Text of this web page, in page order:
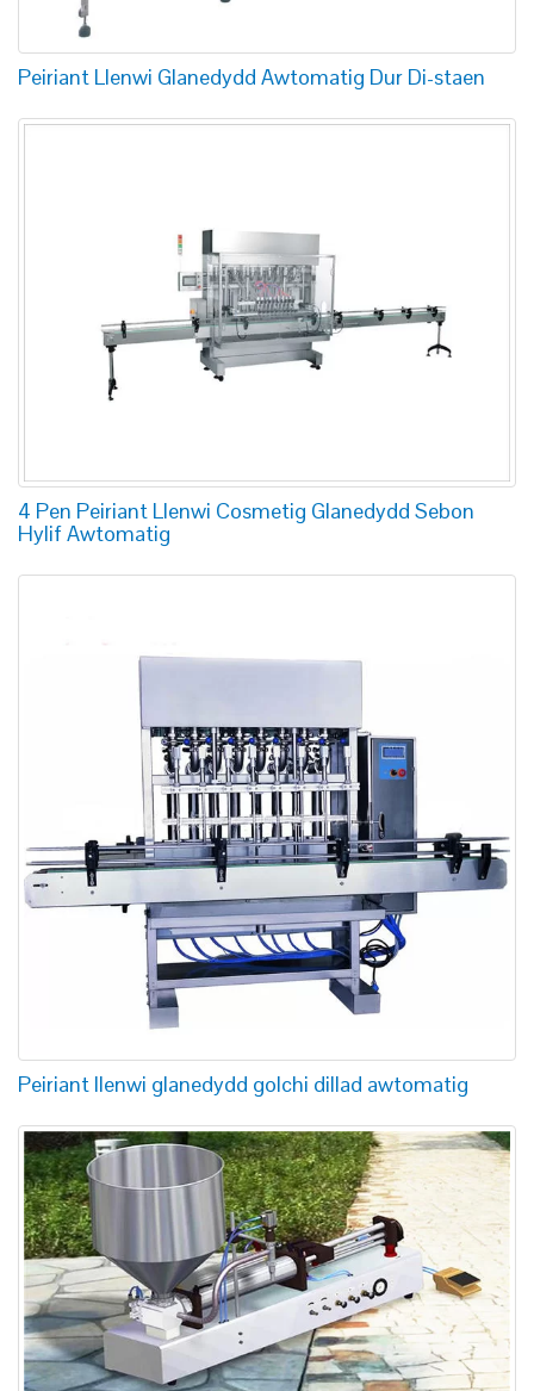
Peiriant Llenwi Glanedydd Awtomatig Dur Di-staen
4 Pen Peiriant Llenwi Cosmetig Glanedydd Sebon
Hylif Awtomatig
Peiriant llenwi glanedydd golchi dillad awtomatig